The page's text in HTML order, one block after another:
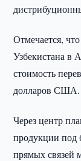
Отмечается,
Узбекистана в
стоимость
долларов США.
Через центр
продукции под
прямых связей